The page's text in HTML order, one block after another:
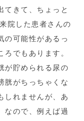
てきて、ちょっと
院した患者さんの
の可能性があるっ
でもあります。
が貯められる尿の
胱がちっちゃくな
しれませんが、あ
なので、例えば過